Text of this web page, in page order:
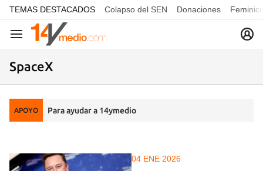
common.go-to-content
TEMAS DESTACADOS Colapso del SEN Donaciones
Navegación
SpaceX
APOYO Para ayudar a 14ymedio
04 ENE 2026